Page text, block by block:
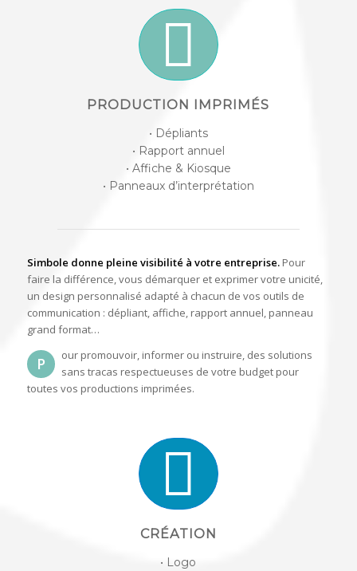
PRODUCTION IMPRIMÉS
• Dépliants
• Rapport annuel
• Affiche & Kiosque
• Panneaux d’interprétation
Simbole donne pleine visibilité à votre entreprise.Pour
faire la différence, vous démarquer et exprimer votre unicité,
un design personnalisé adapté à chacun de vos outils de
communication : dépliant, affiche, rapport annuel, panneau
grand format…
P
our promouvoir, informer ou instruire, des solutions
sans tracas respectueuses de votre budget pour
toutes vos productions imprimées.
CRÉATION
• Logo